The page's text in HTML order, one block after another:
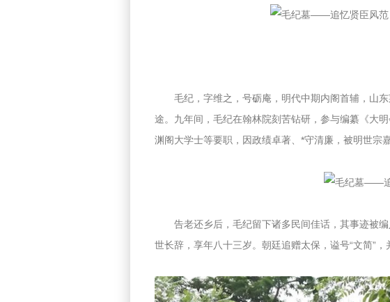
毛纪，字维之，号砺庵，明代中期内阁首辅，山
途。九年间，毛纪在翰林院刻苦钻研，参与编纂《大
渊阁大学士等要职，因政绩卓著、*守清廉，被明世宗
告老还乡后，毛纪留下诸多民间佳话，其事迹被
世长辞，享年八十三岁。朝廷追赠太保，谥号“文简”，